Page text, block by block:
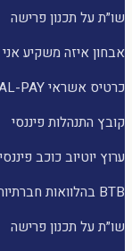
שו״ת על תכנון פרישה
אבחון איזה משקיע אני
כרטיס אשראי CLAL-PAY
קובץ התנהלות פיננסי
ערוץ יוטיוב כוכב פיננסי
BTB בהלוואות חברתיות
שו״ת על תכנון פרישה